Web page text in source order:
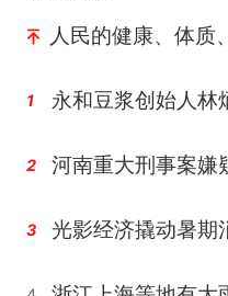
人民的健康、体质
1 永和豆浆创始人林
2 河南重大刑事案嫌
3 光影经济撬动暑期